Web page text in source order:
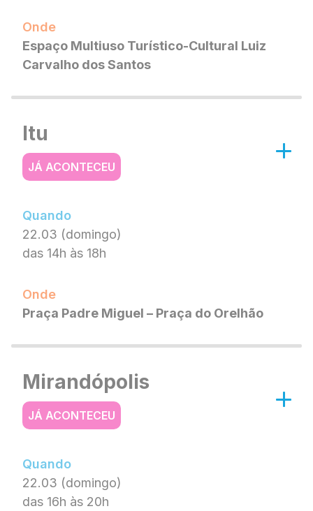
Onde
Espaço Multiuso Turístico-Cultural Luiz
Carvalho dos Santos
Itu
JÁ ACONTECEU
Quando
22.03 (domingo)
das 14h às 18h
Onde
Praça Padre Miguel – Praça do Orelhão
Mirandópolis
JÁ ACONTECEU
Quando
22.03 (domingo)
das 16h às 20h